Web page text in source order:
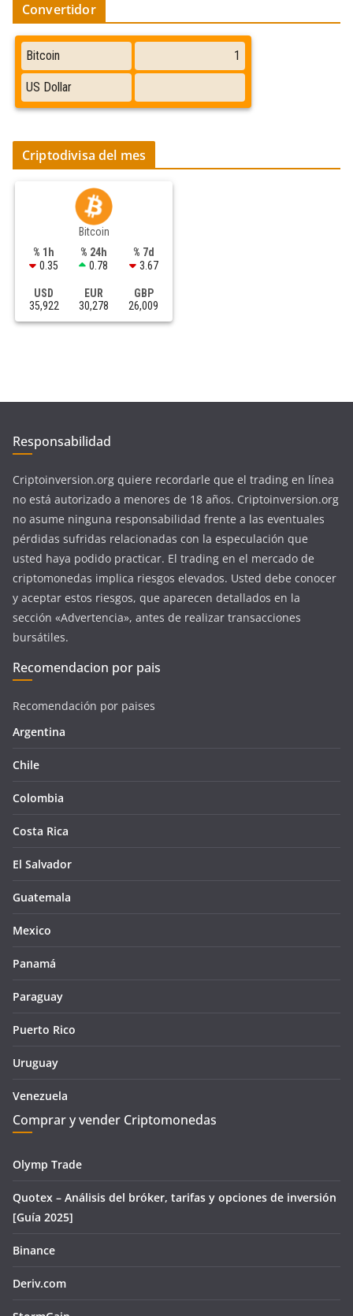
Convertidor
Criptodivisa del mes
Bitcoin
% 1h
0.35
% 24h
0.78
% 7d
3.67
USD
35,922
EUR
30,278
GBP
26,009
Responsabilidad
Criptoinversion.org quiere recordarle que el trading en línea
no está autorizado a menores de 18 años. Criptoinversion.org
no asume ninguna responsabilidad frente a las eventuales
pérdidas sufridas relacionadas con la especulación que
usted haya podido practicar. El trading en el mercado de
criptomonedas implica riesgos elevados. Usted debe conocer
y aceptar estos riesgos, que aparecen detallados en la
sección «Advertencia», antes de realizar transacciones
bursátiles.
Recomendacion por pais
Recomendación por paises
Argentina
Chile
Colombia
Costa Rica
El Salvador
Guatemala
Mexico
Panamá
Paraguay
Puerto Rico
Uruguay
Venezuela
Comprar y vender Criptomonedas
Olymp Trade
Quotex – Análisis del bróker, tarifas y opciones de inversión
[Guía 2025]
Binance
Deriv.com